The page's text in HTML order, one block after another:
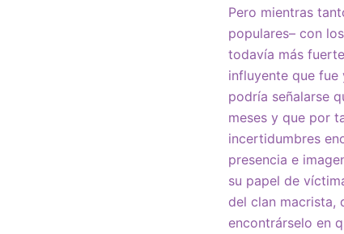
Pero mientras
populares– con
todavía más
influyente que fue
podría señalarse
meses y que por
incertidumbres
presencia e
su papel de
del clan macrista,
encontrárselo en